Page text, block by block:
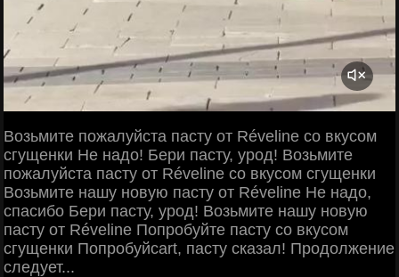
Возьмите пожалуйста пасту от Réveline со вкусом
сгущенки Не надо! Бери пасту, урод! Возьмите
пожалуйста пасту от Réveline со вкусом сгущенки
Возьмите нашу новую пасту от Réveline Не надо,
спасибо Бери пасту, урод! Возьмите нашу новую
пасту от Réveline Попробуйте пасту со вкусом
сгущенки Попробуйcart, пасту сказал! Продолжение
следует...